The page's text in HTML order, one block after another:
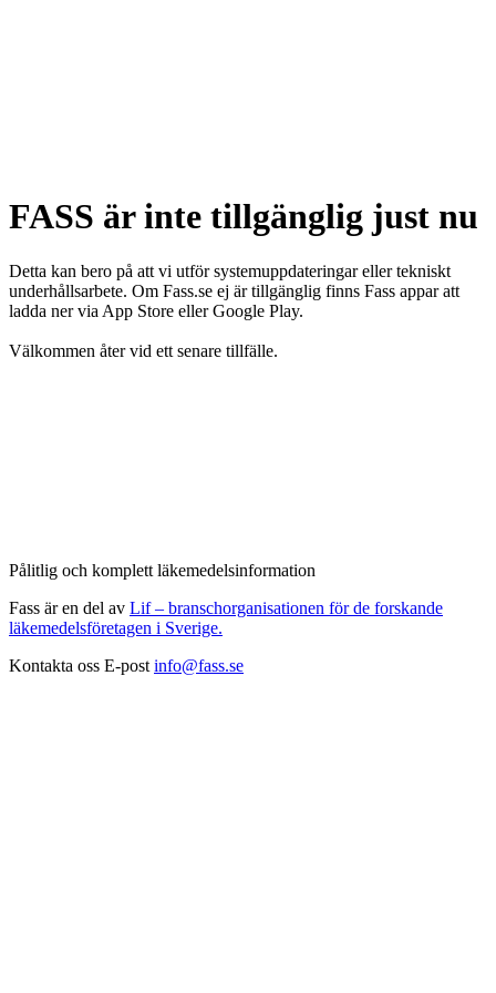
FASS är inte tillgänglig just nu
Detta kan bero på att vi utför systemuppdateringar eller tekniskt
underhållsarbete. Om Fass.se ej är tillgänglig finns Fass appar att
ladda ner via App Store eller Google Play.
Välkommen åter vid ett senare tillfälle.
Pålitlig och komplett läkemedelsinformation
Fass är en del av Lif – branschorganisationen för de forskande
läkemedelsföretagen i Sverige.
Kontakta oss E-post info@fass.se